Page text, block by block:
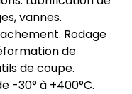
vannes.
Rodage
de
de coupe.
-30° à +400°C.